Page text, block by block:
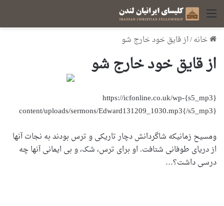
منو
خانه/از قایق خود خارج شو
از قایق خود خارج شو
{s5_mp3}https://icfonline.co.uk/wp-
content/uploads/sermons/Edward131209_1030.mp3{/s5_mp3}
ومسیح زمانیکه شاگردانش دچار تاریکی و ترس بودند به نجات آنها
از دریای طوفانی شتافت. او برای ترس، شک، و بی ایمانی آنها چه
درسی داشت؟…